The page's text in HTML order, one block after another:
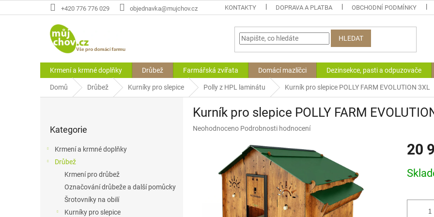
na
+420 776 776 029 objednavka@mujchov.cz KONTAKTY DOPRAVA A PLATBA OBCHODNÍ PODMÍNKY
HLEDAT
Krmení a krmné doplňky Drůbež Farmářská zvířata Domácí mazlíčci Dezinsekce, pasti a odpuzovače
Domů Drůbež Kurníky pro slepice Polly z HPL laminátu Kurník pro slepice POLLY FARM EVOLUTION 3XL
kategorie
Kategorie
Krmení a krmné doplňky
Drůbež
Krmení pro drůbež
Označování drůbeže a další pomůcky
Šrotovníky na obilí
Kurníky pro slepice
Kurník pro slepice POLLY FARM
Průměrné
hvězdiček.
Neohodnoceno Podrobnosti hodnocení
20
cena: